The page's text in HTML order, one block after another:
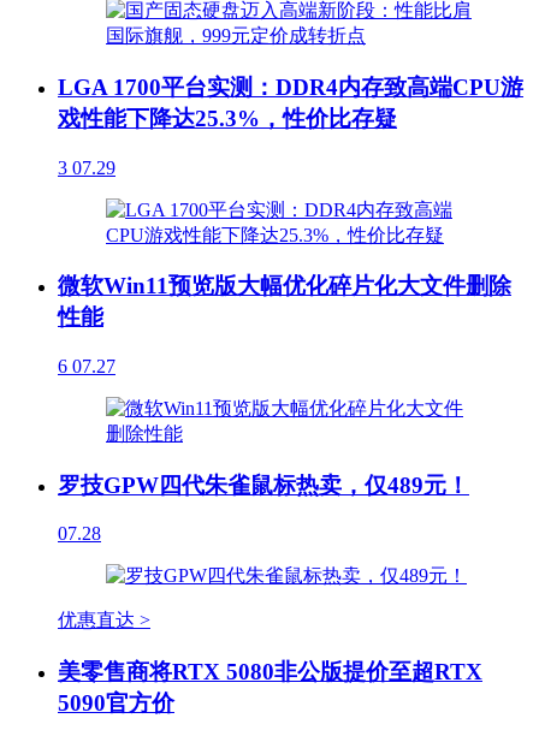
LGA 1700平台实测：DDR4内存致高端CPU游
戏性能下降达25.3%，性价比存疑
3 07.29
微软Win11预览版大幅优化碎片化大文件删除
性能
6 07.27
罗技GPW四代朱雀鼠标热卖，仅489元！
07.28
优惠直达 >
美零售商将RTX 5080非公版提价至超RTX
5090官方价